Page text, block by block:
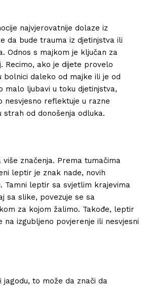
najvjerovatnije dolaze iz
da bude trauma iz djetinjstva ili
Odnos s majkom je ključan za
Recimo, ako je dijete provelo
bolnici daleko od majke ili je od
malo ljubavi u toku djetinjstva,
nesvjesno reflektuje u razne
strah od donošenja odluka.
značenja. Prema tumačima
leptir je znak nade, novih
Tamni leptir sa svjetlim krajevima
sa slike, povezuje se sa
za kojom žalimo. Takođe, leptir
na izgubljeno povjerenje ili nesvjesni
to može da znači da